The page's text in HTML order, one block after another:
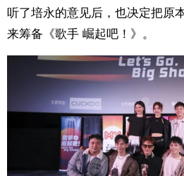
听了培永的意见后，也决定把原
来筹备《歌手 崛起吧！》。